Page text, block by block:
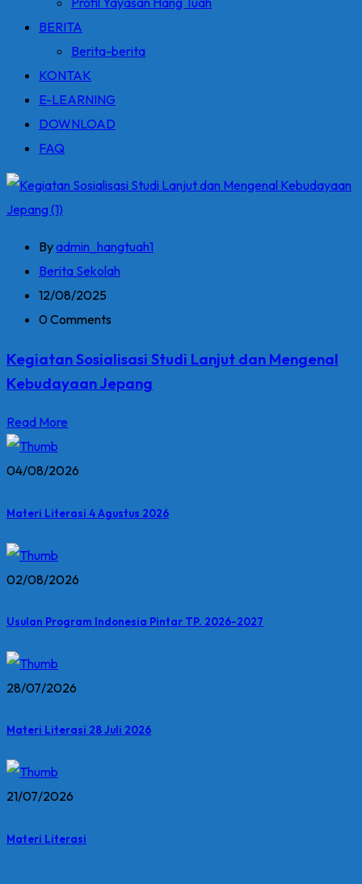
BERITA
Berita-berita
KONTAK
E-LEARNING
DOWNLOAD
FAQ
Byadmin_hangtuah1
Berita Sekolah
12/08/2025
0 Comments
Kegiatan Sosialisasi Studi Lanjut dan Mengenal
Kebudayaan Jepang
Read More
04/08/2026
Materi Literasi 4 Agustus 2026
02/08/2026
Usulan Program Indonesia Pintar TP. 2026-2027
28/07/2026
Materi Literasi 28 Juli 2026
21/07/2026
Materi Literasi